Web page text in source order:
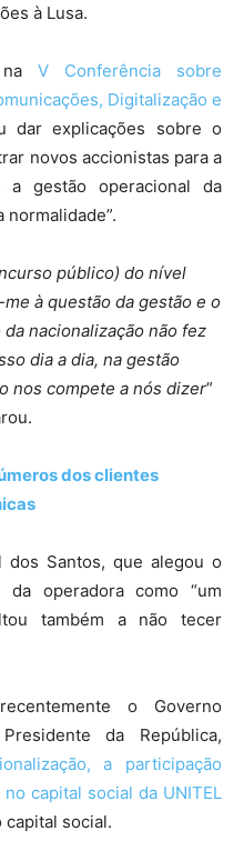
à Lusa.
na V Conferência sobre
Digitalização e
dar explicações sobre o
novos accionistas para a
a gestão operacional da
normalidade”.
público) do nível
à questão da gestão e o
nacionalização não fez
dia a dia, na gestão
nos compete a nós dizer”
dos clientes
dos Santos, que alegou o
da operadora como “um
também a não tecer
o Governo
da República,
a participação
no capital social da UNITEL
capital social.